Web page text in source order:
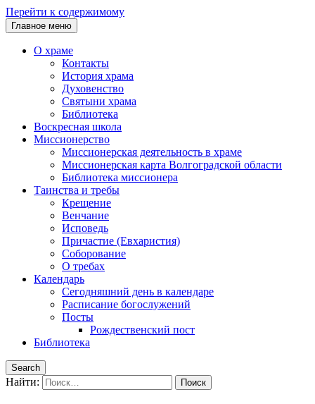
Перейти к содержимому
Главное меню
О храме
Контакты
История храма
Духовенство
Святыни храма
Библиотека
Воскресная школа
Миссионерство
Миссионерская деятельность в храме
Миссионерская карта Волгоградской области
Библиотека миссионера
Таинства и требы
Крещение
Венчание
Исповедь
Причастие (Евхаристия)
Соборование
О требах
Календарь
Сегодняшний день в календаре
Расписание богослужений
Посты
Рождественский пост
Библиотека
Search
Найти: